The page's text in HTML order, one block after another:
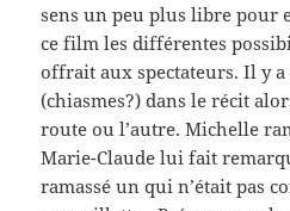
sens un peu plus libre pour
ce film les différentes
offrait aux spectateurs. Il y a
(chiasmes?) dans le récit
route ou l’autre. Michelle
Marie-Claude lui fait
ramassé un qui n’était pas